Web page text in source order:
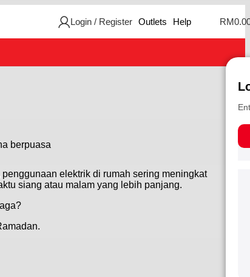
Login / Register Outlets Help RM
elektrik di rumah sering meningkat
siang atau malam yang lebih panjang.